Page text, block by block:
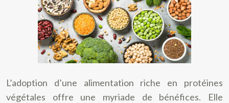
L’adoption d’une alimentation riche en protéines
végétales offre une myriade de bénéfices. Elle